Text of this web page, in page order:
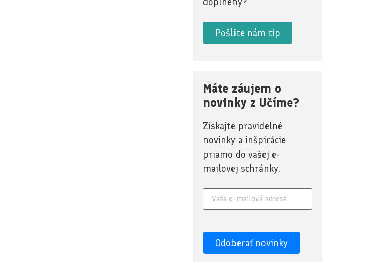
Pošlite nám tip
Máte záujem o
novinky z Učíme?
Získajte pravidelné
novinky a inšpirácie
priamo do vašej e-
mailovej schránky.